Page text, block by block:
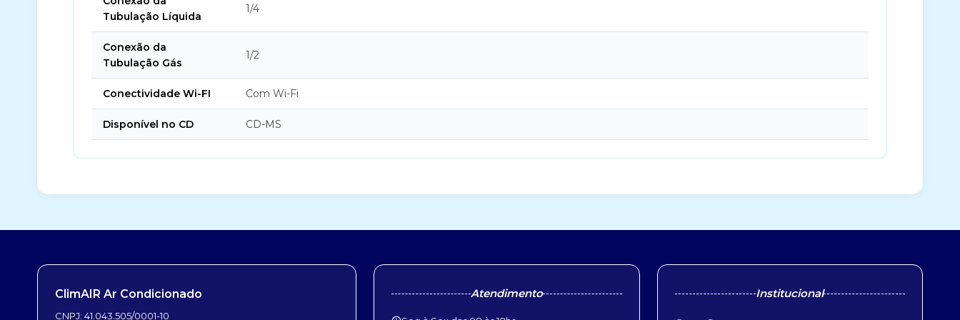
Tubulação Líquida
1/4
Conexão da
Tubulação Gás
1/2
Conectividade Wi-FI Com Wi-Fi
Disponível no CD CD-MS
ClimAIR Ar Condicionado
CNPJ: 41.043.505/0001-10
Atendimento Institucional